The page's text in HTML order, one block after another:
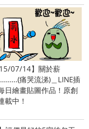
07/14】關於薪
痛哭流涕)＿LINE插
日繪畫貼圖作品！原創
載中！